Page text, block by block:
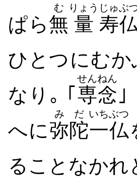
ぱら無
む
量
りょう
寿
じゅぶ
ひとつ​に​む
なり｡ ｢ 専念
せんねん
へに弥陀
みだ
一仏
いちぶつ
る​こと​なかれ​